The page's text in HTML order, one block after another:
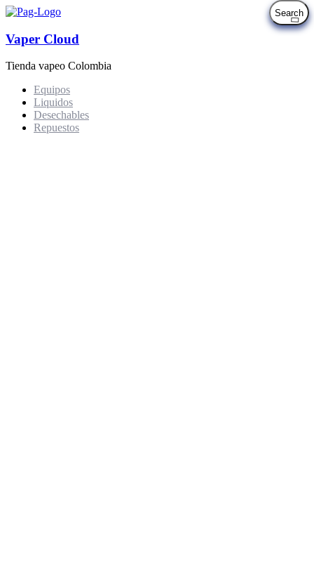
Vaper Cloud
Tienda vapeo Colombia
Equipos
Liquidos
Desechables
Repuestos